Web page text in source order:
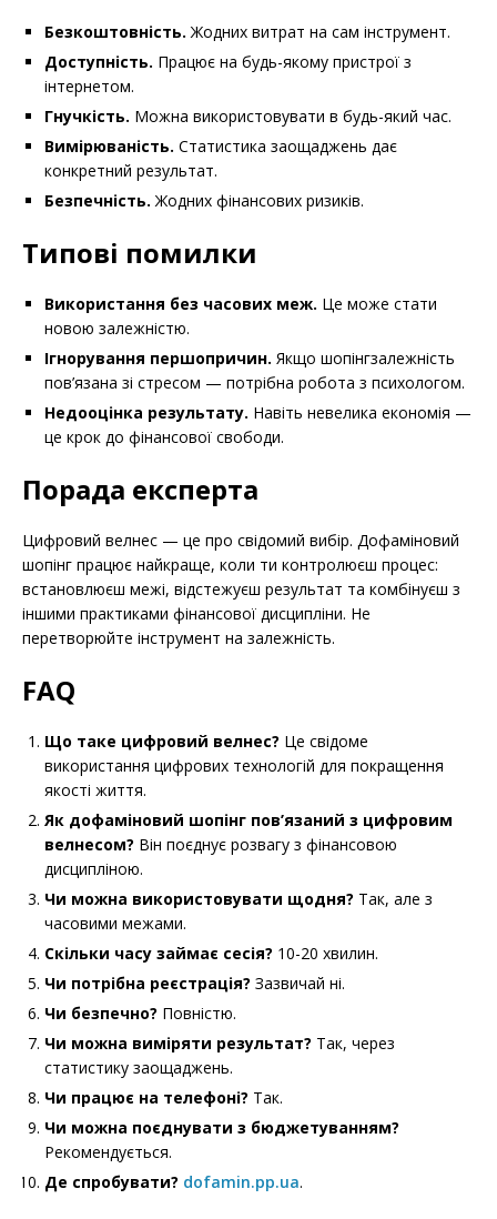
Безкоштовність. Жодних витрат на сам інструмент.
Доступність. Працює на будь-якому пристрої з
інтернетом.
Гнучкість. Можна використовувати в будь-який час.
Вимірюваність. Статистика заощаджень дає
конкретний результат.
Безпечність. Жодних фінансових ризиків.
Типові помилки
Використання без часових меж. Це може стати
новою залежністю.
Ігнорування першопричин. Якщо шопінгзалежність
пов’язана зі стресом — потрібна робота з психологом.
Недооцінка результату. Навіть невелика економія —
це крок до фінансової свободи.
Порада експерта
Цифровий велнес — це про свідомий вибір. Дофаміновий
шопінг працює найкраще, коли ти контролюєш процес:
встановлюєш межі, відстежуєш результат та комбінуєш з
іншими практиками фінансової дисципліни. Не
перетворюйте інструмент на залежність.
FAQ
Що таке цифровий велнес? Це свідоме
використання цифрових технологій для покращення
якості життя.
Як дофаміновий шопінг пов’язаний з цифровим
велнесом? Він поєднує розвагу з фінансовою
дисципліною.
Чи можна використовувати щодня? Так, але з
часовими межами.
Скільки часу займає сесія? 10-20 хвилин.
Чи потрібна реєстрація? Зазвичай ні.
Чи безпечно? Повністю.
Чи можна виміряти результат? Так, через
статистику заощаджень.
Чи працює на телефоні? Так.
Чи можна поєднувати з бюджетуванням?
Рекомендується.
Де спробувати? dofamin.pp.ua.